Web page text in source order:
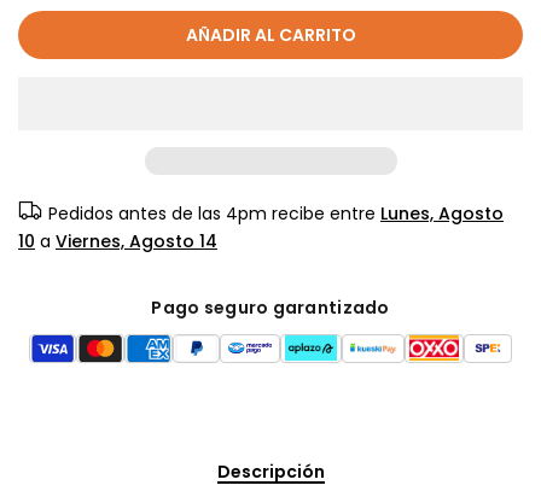
AÑADIR AL CARRITO
Pedidos antes de las 4pm recibe entre Lunes, Agosto
10 a Viernes, Agosto 14
Pago seguro garantizado
Descripción